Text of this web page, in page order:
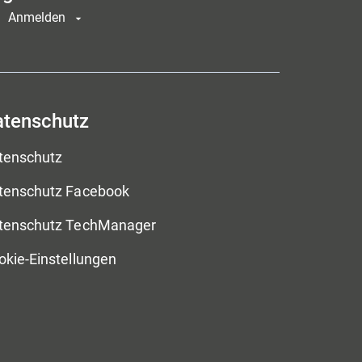
Anmelden
Facebook
TechManager
Einstellungen